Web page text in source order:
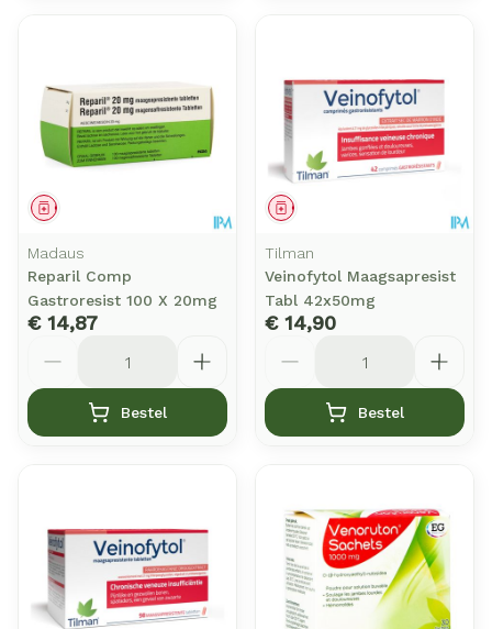
Geneesmiddel
Madaus
Reparil Comp
Gastroresist 100 X 20mg
€ 14,87
Bestel
Geneesmiddel
Tilman
Veinofytol Maagsapresist
Tabl 42x50mg
€ 14,90
Bestel